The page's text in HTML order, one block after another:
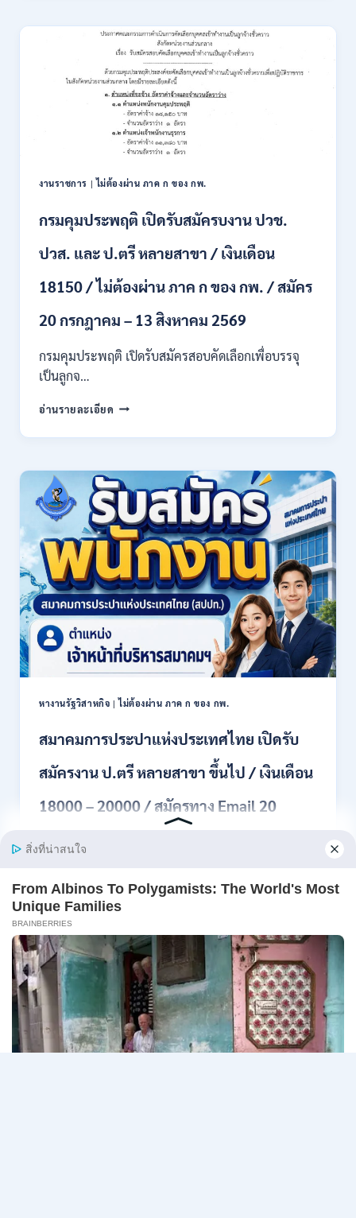
ที่ดิน
แห่ง
ชาติ
(สคทช.)
เปิด
รับ
สมัคร
บุคคล
เพื่อ
พนักงาน
หลาย
ตำแหน่ง
ป.ตรี
ทุก
สาขา
อื่นๆ
ไม่
ภาค
ของ
/
เงิน
เดือน
21780
/
สมัคร
ONLINE
13
กรกฎาคม
–
สิงหาคม
2569
งานราชการ |ไม่ต้องผ่าน ภาค ก ของ กพ.
กรมคุมประพฤติ เปิดรับสมัครบงาน ปวช.
ปวส. และ ป.ตรี หลายสาขา / เงินเดือน
18150 / ไม่ต้องผ่าน ภาค ก ของ กพ. / สมัคร
20 กรกฎาคม – 13 สิงหาคม 2569
กรมคุมประพฤติ เปิดรับสมัครสอบคัดเลือกเพื่อบรรจุ
เป็นลูกจ…
อ่านรายละเอียด กรม
ประพฤติ
รับ
สมัค
รบ
งาน
ปวช.
ปวส.
และ
ป.ตรี
หลาย
สาขา
เงิน
เดือน
18150
ไม่
ผ่าน
ก
กพ.
–
13
สิงหาคม
หางานรัฐวิสาหกิจ |ไม่ต้องผ่าน ภาค ก ของ กพ.
สมาคมการประปาแห่งประเทศไทย เปิดรับ
สมัครงาน ป.ตรี หลายสาขา ขึ้นไป / เงินเดือน
18000 – 20000 / สมัครทาง Email 20
กรกฎาคม – 10 สิงหาคม 2569
บุคคลภายนอกเพ…
อ่านรายละเอียด
การ
ประปา
ประเทศไทย
เปิด
รับ
สมัคร
งาน
Page
navigation
1 3
Next
Page